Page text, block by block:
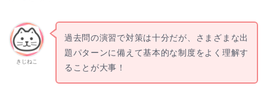
きじねこ
過去問の演習で対策は十分だが、さまざまな出
題パターンに備えて基本的な制度をよく理解す
ることが大事！